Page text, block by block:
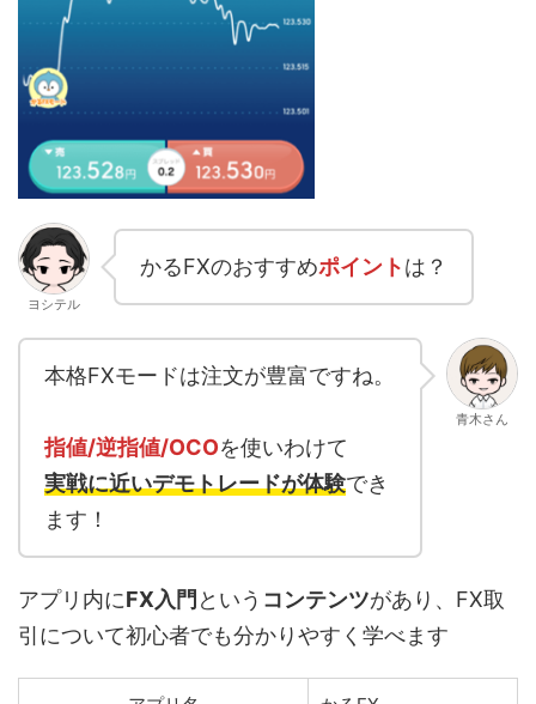
ヨシテル
かるFXのおすすめポイントは？
本格FXモードは注文が豊富ですね。
指値/逆指値/OCOを使いわけて
実戦に近いデモトレードが体験でき
ます！
青木さん
アプリ内にFX入門 という コンテンツがあり、FX取
引について初心者でも分かりやすく学べます